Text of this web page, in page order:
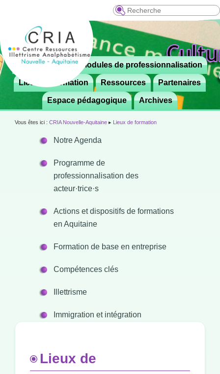
Recherche
Menu
principal
Aller
contenu
principal
 Le CRIA Modules de professionnalisation
Lieux de formation Ressources Partenaires
Espace pédagogique Archives
Vous êtes ici : CRIA Nouvelle-Aquitaine ▸ Lieux de formation
Notre Agenda
Programme de
professionnalisation des
acteur·trice·s
Actions et dispositifs de formations
en Aquitaine
Formation de base en entreprise
Compétences clés
Illettrisme
Immigration et intégration
Lieux de